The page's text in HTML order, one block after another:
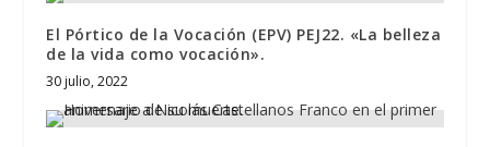
El Pórtico de la Vocación (EPV) PEJ22. «La belleza
de la vida como vocación».
30 julio, 2022